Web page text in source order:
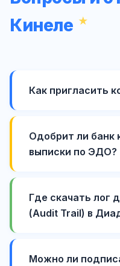
Кинеле
Как пригласить
Одобрит ли банк
выписки по ЭДО?
Где скачать лог
(Audit Trail) в
Можно ли